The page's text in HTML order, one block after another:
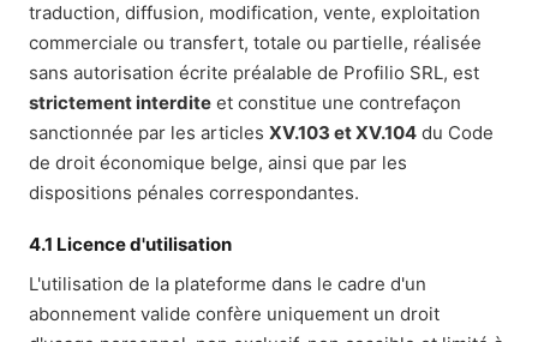
traduction, diffusion, modification, vente, exploitation
commerciale ou transfert, totale ou partielle, réalisée
sans autorisation écrite préalable de Profilio SRL, est
strictement interdite et constitue une contrefaçon
sanctionnée par les articles XV.103 et XV.104 du Code
de droit économique belge, ainsi que par les
dispositions pénales correspondantes.
4.1 Licence d'utilisation
L'utilisation de la plateforme dans le cadre d'un
abonnement valide confère uniquement un droit